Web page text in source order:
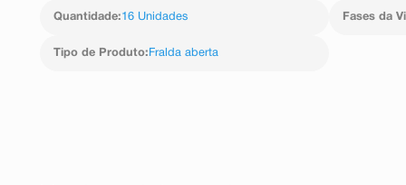
Quantidade:16 Unidades Fases da
Tipo de Produto: Fralda aberta